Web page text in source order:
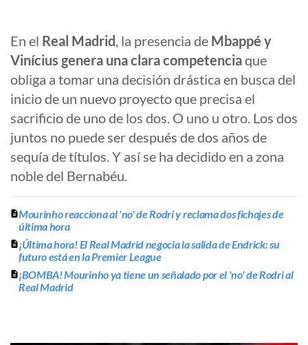
En el Real Madrid, la presencia de Mbappé y
Vinícius genera una clara competenciaque
obliga a tomar una decisión drástica en busca del
inicio de un nuevo proyecto que precisa el
sacrificio de uno de los dos. O uno u otro. Los dos
juntos no puede ser después de dos años de
sequía de títulos. Y así se ha decidido en a zona
noble del Bernabéu.
Mourinho reacciona al 'no' de Rodri y reclama dos fichajes de
última hora
¡Última hora! El Real Madrid negocia la salida de Endrick: su
futuro está en la Premier League
¡BOMBA! Mourinho ya tiene un señalado por el 'no' de Rodri al
Real Madrid